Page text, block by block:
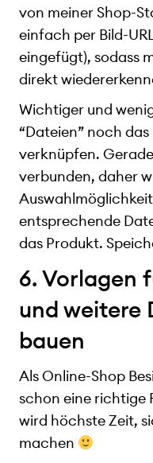
von meiner Shop-
einfach per Bild-
eingefügt), sodass
direkt
Wichtiger und
“Dateien” noch
verknüpfen.
verbunden, daher
entsprechende
das Produkt.
6. Vorlagen
und weitere
bauen
Als Online-Shop
schon eine richtige
wird höchste Zeit,
machen